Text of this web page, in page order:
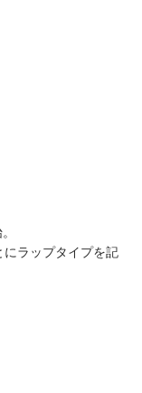
ラップタイプを記